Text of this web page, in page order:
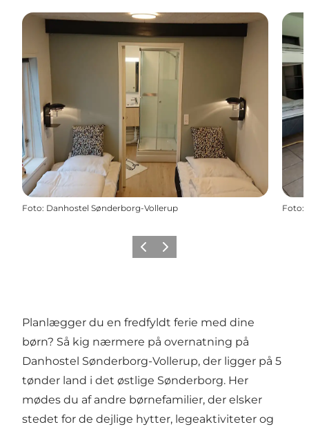
Foto: Danhostel Sønderborg-Vollerup Foto:
ForrigeNæste
Planlægger du en fredfyldt ferie med dine
børn? Så kig nærmere på overnatning på
Danhostel Sønderborg-Vollerup, der ligger på 5
tønder land i det østlige Sønderborg. Her
mødes du af andre børnefamilier, der elsker
stedet for de dejlige hytter, legeaktiviteter og